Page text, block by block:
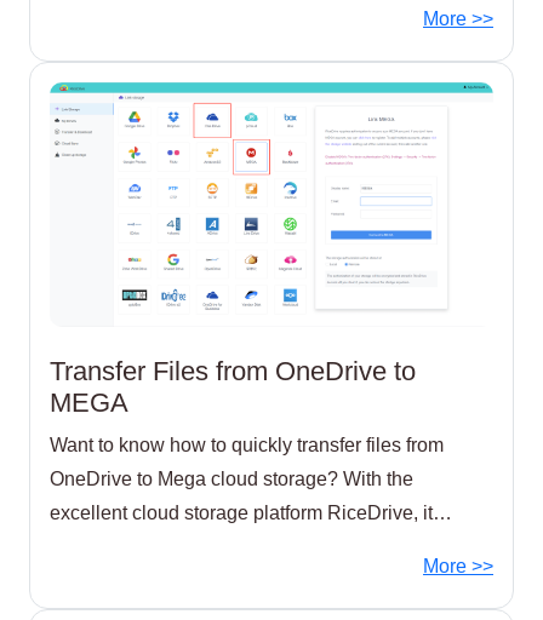
More >>
Transfer Files from OneDrive to
MEGA
Want to know how to quickly transfer files from
OneDrive to Mega cloud storage? With the
excellent cloud storage platform RiceDrive, it
More >>